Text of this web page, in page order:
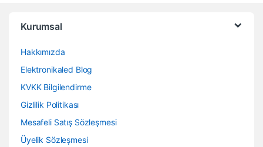
Kurumsal
Hakkımızda
Elektronikaled Blog
KVKK Bilgilendirme
Gizlilik Politikası
Mesafeli Satış Sözleşmesi
Üyelik Sözleşmesi